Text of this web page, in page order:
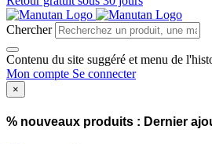
Chercher
Contenu du site suggéré et menu de
Mon compte Se connecter
×
% nouveaux produits : Dernier